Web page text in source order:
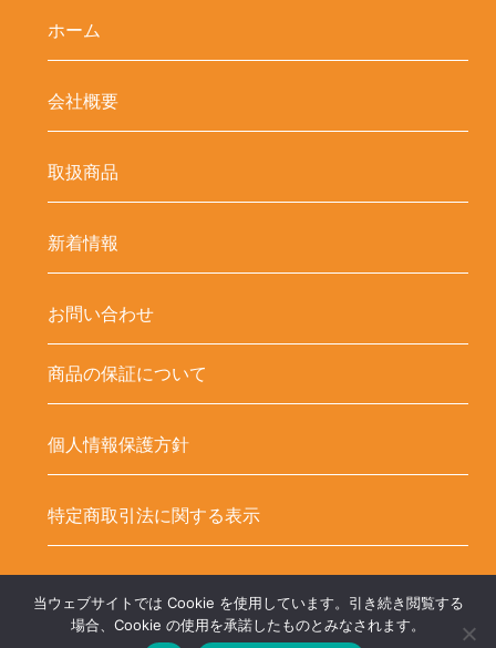
ホーム
会社概要
取扱商品
新着情報
お問い合わせ
商品の保証について
個人情報保護方針
特定商取引法に関する表示
Copyright © LED-HUBオンラインショップ – LEDテープ関連商品. All
当ウェブサイトでは Cookie を使用しています。引き続き閲覧する
場合、Cookie の使用を承諾したものとみなされます。